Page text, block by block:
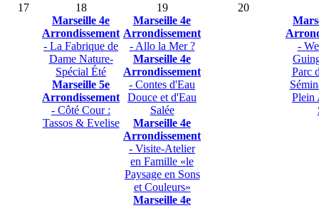
17
18
Marseille 4e
Arrondissement
- La Fabrique de
Dame Nature-
Spécial Été
Marseille 5e
Arrondissement
- Côté Cour :
Tassos & Evelise
19
Marseille 4e
Arrondissement
- Allo la Mer ?
Marseille 4e
Arrondissement
- Contes d'Eau
Douce et d'Eau
Salée
Marseille 4e
Arrondissement
- Visite-Atelier
en Famille «le
Paysage en Sons
et Couleurs»
Marseille 4e
20
-
Parc
Plein